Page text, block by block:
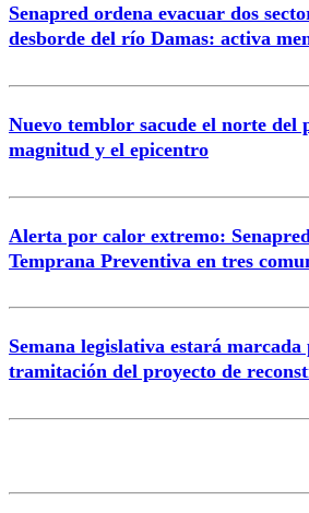
Correo
Senapred ordena evacuar dos
desborde del río Damas: activa
Nuevo temblor sacude el norte del
magnitud y el epicentro
Alerta por calor extremo:
Temprana Preventiva en tres
Semana legislativa estará
tramitación del proyecto de